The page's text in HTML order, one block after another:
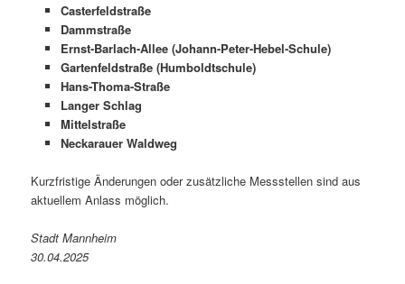
Casterfeldstraße
Dammstraße
Ernst-Barlach-Allee (Johann-Peter-Hebel-Schule)
Gartenfeldstraße (Humboldtschule)
Hans-Thoma-Straße
Langer Schlag
Mittelstraße
Neckarauer Waldweg
Kurzfristige Änderungen oder zusätzliche Messstellen sind aus
aktuellem Anlass möglich.
Stadt Mannheim
30.04.2025